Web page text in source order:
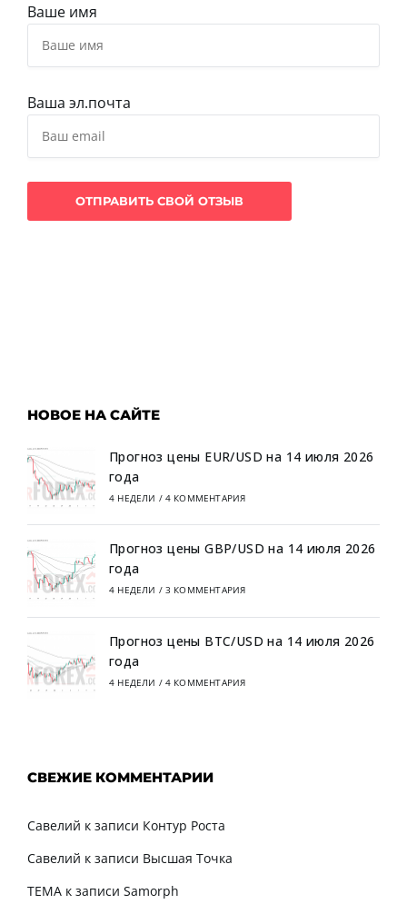
Ваше имя
Ваша эл.почта
НОВОЕ НА САЙТЕ
Прогноз цены EUR/USD на 14 июля 2026
года
4 НЕДЕЛИ / 4 КОММЕНТАРИЯ
Прогноз цены GBP/USD на 14 июля 2026
года
4 НЕДЕЛИ / 3 КОММЕНТАРИЯ
Прогноз цены BTC/USD на 14 июля 2026
года
4 НЕДЕЛИ / 4 КОММЕНТАРИЯ
СВЕЖИЕ КОММЕНТАРИИ
Савелий к записи Контур Роста
Савелий к записи Высшая Точка
TEMA к записи Samorph